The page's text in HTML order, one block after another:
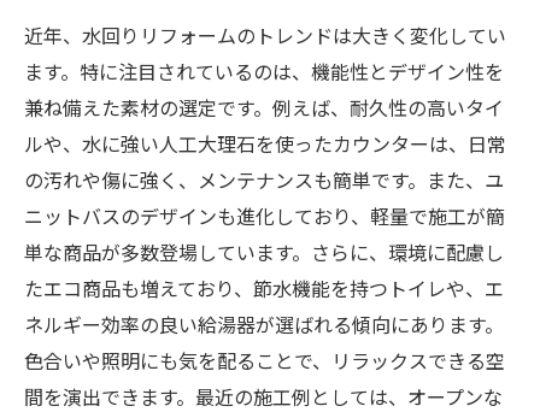
近年、水回りリフォームのトレンドは大きく変化してい
ます。特に注目されているのは、機能性とデザイン性を
兼ね備えた素材の選定です。例えば、耐久性の高いタイ
ルや、水に強い人工大理石を使ったカウンターは、日常
の汚れや傷に強く、メンテナンスも簡単です。また、ユ
ニットバスのデザインも進化しており、軽量で施工が簡
単な商品が多数登場しています。さらに、環境に配慮し
たエコ商品も増えており、節水機能を持つトイレや、エ
ネルギー効率の良い給湯器が選ばれる傾向にあります。
色合いや照明にも気を配ることで、リラックスできる空
間を演出できます。最近の施工例としては、オープンな